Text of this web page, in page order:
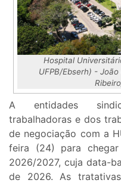
Hospital
UFPB/Ebserh) -
A entidades
trabalhadoras e dos
de negociação com a
feira (24) para
2026/2027, cuja data-
de 2026. As